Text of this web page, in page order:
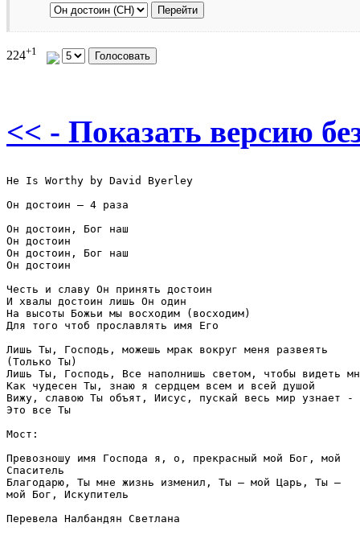
224+1
<< - Показать версию
He Is Worthy by David Byerley
Он достоин – 4 раза
Он достоин, Бог наш
Он достоин
Он достоин, Бог наш
Он достоин
Честь и славу Он принять достоин
И хвалы достоин лишь Он один
На высоты Божьи мы восходим (восходим)
Для того чтоб прославлять имя Его
Лишь Ты, Господь, можешь мрак вокруг меня развеять
(Только Ты)
Лишь Ты, Господь, Все наполнишь светом, чтобы видеть
Как чудесен Ты, знаю я сердцем всем и всей душой
Вижу, славою Ты объят, Иисус, пускай весь мир узнает -
Это все Ты
Мост:
Превозношу имя Господа я, о, прекрасный мой Бог, мой
Спаситель
Благодарю, Ты мне жизнь изменил, Ты – мой Царь, Ты –
мой Бог, Искупитель
Перевела Налбандян Светлана